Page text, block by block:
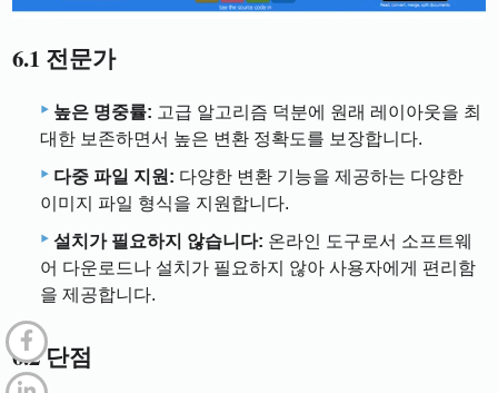
6.1 전문가
높은 명중률: 고급 알고리즘 덕분에 원래 레이아웃을 최
대한 보존하면서 높은 변환 정확도를 보장합니다.
다중 파일 지원: 다양한 변환 기능을 제공하는 다양한
이미지 파일 형식을 지원합니다.
설치가 필요하지 않습니다: 온라인 도구로서 소프트웨
어 다운로드나 설치가 필요하지 않아 사용자에게 편리함
을 제공합니다.
6.2 단점